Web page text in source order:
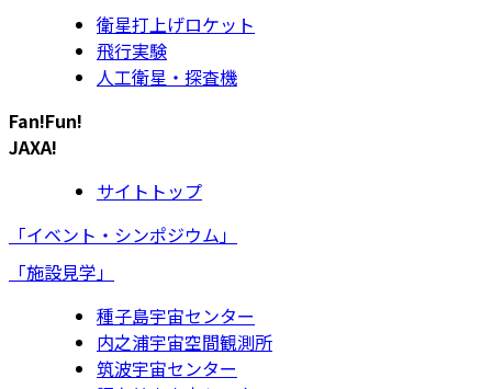
衛星打上げロケット
飛行実験
人工衛星・探査機
Fan!Fun!
JAXA!
サイトトップ
「イベント・シンポジウム」
「施設見学」
種子島宇宙センター
内之浦宇宙空間観測所
筑波宇宙センター